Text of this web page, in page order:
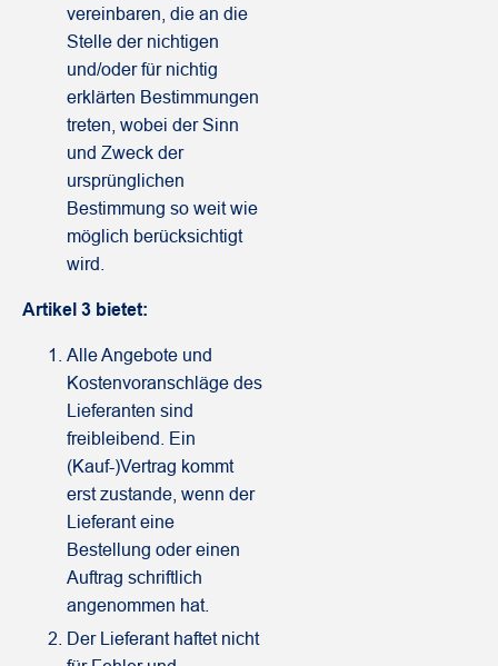
vereinbaren, die an die
Stelle der nichtigen
und/oder für nichtig
erklärten Bestimmungen
treten, wobei der Sinn
und Zweck der
ursprünglichen
Bestimmung so weit wie
möglich berücksichtigt
wird.
Artikel 3 bietet:
Alle Angebote und
Kostenvoranschläge des
Lieferanten sind
freibleibend. Ein
(Kauf-)Vertrag kommt
erst zustande, wenn der
Lieferant eine
Bestellung oder einen
Auftrag schriftlich
angenommen hat.
Der Lieferant haftet nicht